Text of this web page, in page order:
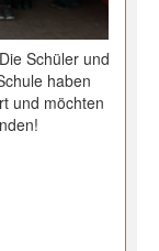
Schüler und
haben
und möchten